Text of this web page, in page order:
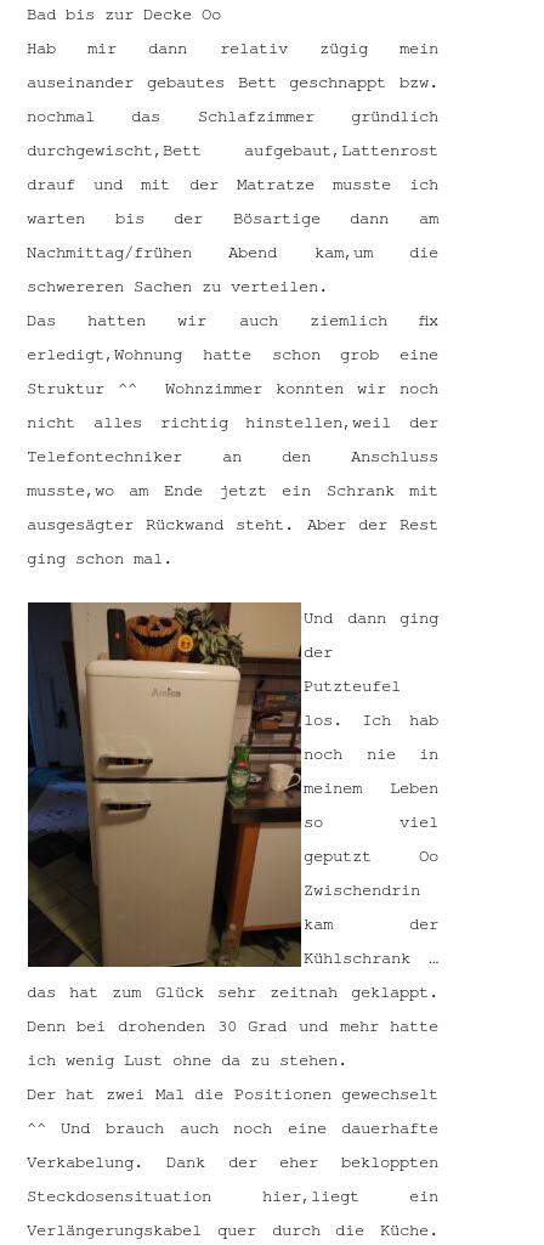
Bad bis zur Decke Oo
Hab mir dann relativ zügig mein
auseinander gebautes Bett geschnappt bzw.
nochmal das Schlafzimmer gründlich
durchgewischt,Bett aufgebaut,Lattenrost
drauf und mit der Matratze musste ich
warten bis der Bösartige dann am
Nachmittag/frühen Abend kam,um die
schwereren Sachen zu verteilen.
Das hatten wir auch ziemlich fix
erledigt,Wohnung hatte schon grob eine
Struktur ^^ Wohnzimmer konnten wir noch
nicht alles richtig hinstellen,weil der
Telefontechniker an den Anschluss
musste,wo am Ende jetzt ein Schrank mit
ausgesägter Rückwand steht. Aber der Rest
ging schon mal.
Und dann ging
der
Putzteufel
los. Ich hab
noch nie in
meinem Leben
so viel
geputzt Oo
Zwischendrin
kam der
Kühlschrank …
das hat zum Glück sehr zeitnah geklappt.
Denn bei drohenden 30 Grad und mehr hatte
ich wenig Lust ohne da zu stehen.
Der hat zwei Mal die Positionen gewechselt
^^ Und brauch auch noch eine dauerhafte
Verkabelung. Dank der eher bekloppten
Steckdosensituation hier,liegt ein
Verlängerungskabel quer durch die Küche.